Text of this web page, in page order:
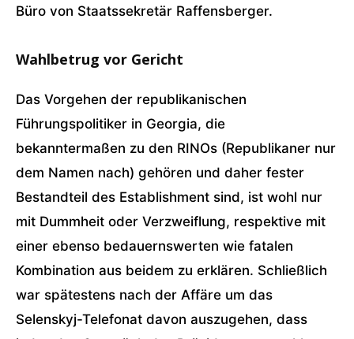
Büro von Staatssekretär Raffensberger.
Wahlbetrug vor Gericht
Das Vorgehen der republikanischen
Führungspolitiker in Georgia, die
bekanntermaßen zu den RINOs (Republikaner nur
dem Namen nach) gehören und daher fester
Bestandteil des Establishment sind, ist wohl nur
mit Dummheit oder Verzweiflung, respektive mit
einer ebenso bedauernswerten wie fatalen
Kombination aus beidem zu erklären. Schließlich
war spätestens nach der Affäre um das
Selenskyj-Telefonat davon auszugehen, dass